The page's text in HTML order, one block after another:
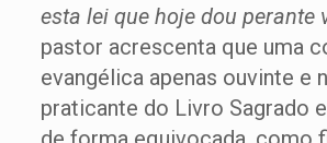
esta lei que hoje dou perante
pastor acrescenta que uma
evangélica apenas ouvinte e
praticante do Livro Sagrado